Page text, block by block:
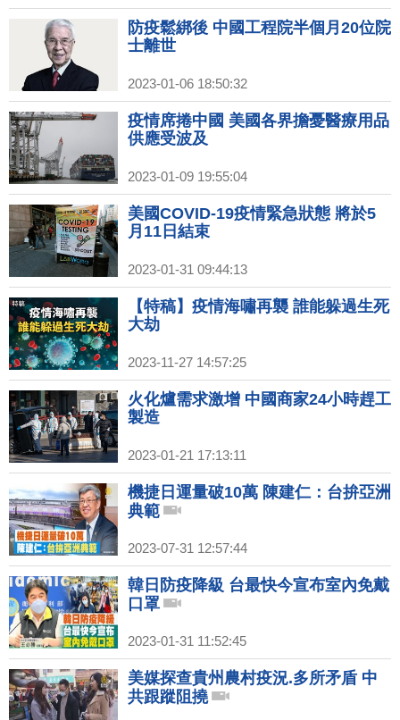
防疫鬆綁後 中國工程院半個月20位院
士離世
2023-01-06 18:50:32
疫情席捲中國 美國各界擔憂醫療用品
供應受波及
2023-01-09 19:55:04
美國COVID-19疫情緊急狀態 將於5
月11日結束
2023-01-31 09:44:13
【特稿】疫情海嘯再襲 誰能躲過生死
大劫
2023-11-27 14:57:25
火化爐需求激增 中國商家24小時趕工
製造
2023-01-21 17:13:11
機捷日運量破10萬 陳建仁：台拚亞洲
典範
2023-07-31 12:57:44
韓日防疫降級 台最快今宣布室內免戴
口罩
2023-01-31 11:52:45
美媒探查貴州農村疫況.多所矛盾 中
共跟蹤阻撓